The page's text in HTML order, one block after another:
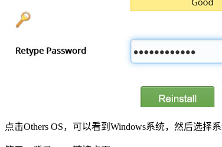
点击Others OS，可以看到Windows系统，然后选